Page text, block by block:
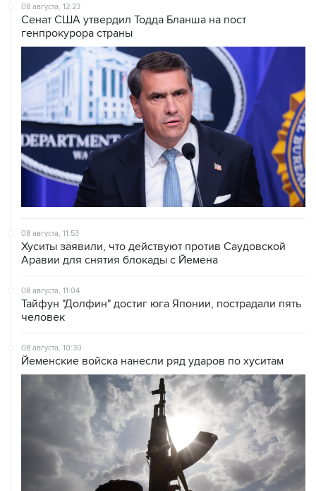
08 августа, 12:23
Сенат США утвердил Тодда Бланша на пост
генпрокурора страны
08 августа, 11:53
Хуситы заявили, что действуют против Саудовской
Аравии для снятия блокады с Йемена
08 августа, 11:04
Тайфун "Долфин" достиг юга Японии, пострадали пять
человек
08 августа, 10:30
Йеменские войска нанесли ряд ударов по хуситам